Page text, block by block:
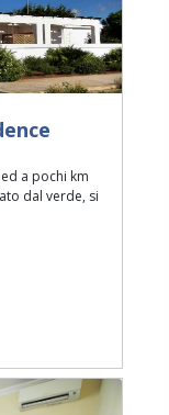
a pochi km
si